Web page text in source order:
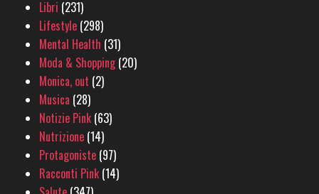
Libri (231)
Lifestyle (298)
Mental Health (31)
Moda & Shopping(20)
Monica, out (2)
Musica (28)
Notizie Pink (63)
Nutrizione (14)
Protagoniste (97)
Racconti Pink (14)